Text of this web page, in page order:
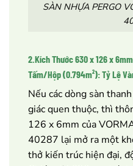
SÀN NHỰA PERGO
2.Kích Thước 630 x 126 x
Tấm/Hộp (0.794m²): Tỷ Lệ
Nếu các dòng sàn
giác quen thuộc, thì
126 x 6mm của
40287 lại mở ra một
thở kiến trúc hiện đại,